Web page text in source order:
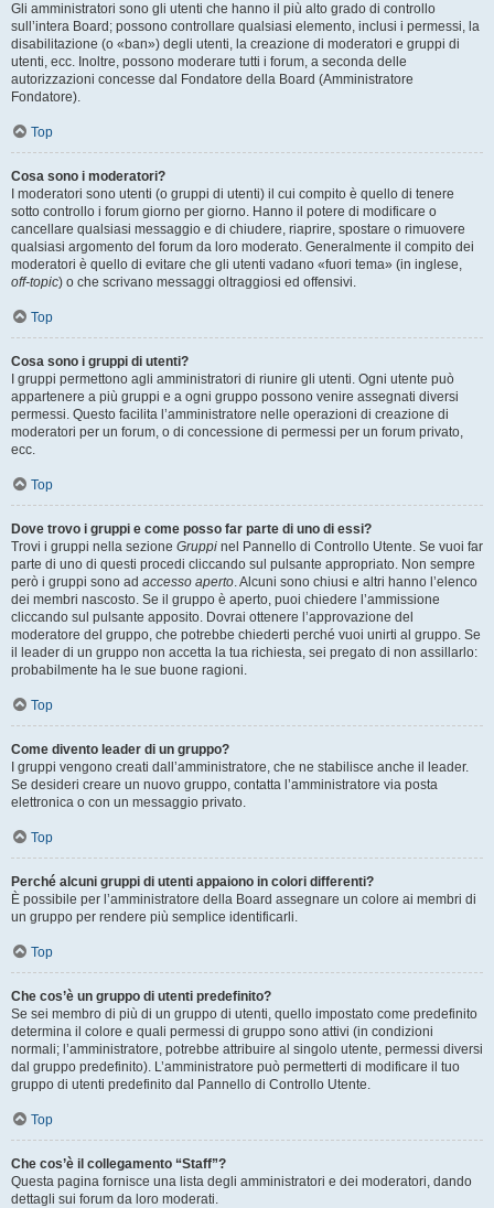
Gli amministratori sono gli utenti che hanno il più alto grado di controllo
sull’intera Board; possono controllare qualsiasi elemento, inclusi i permessi, la
disabilitazione (o «ban») degli utenti, la creazione di moderatori e gruppi di
utenti, ecc. Inoltre, possono moderare tutti i forum, a seconda delle
autorizzazioni concesse dal Fondatore della Board (Amministratore
Fondatore).
Top
Cosa sono i moderatori?
I moderatori sono utenti (o gruppi di utenti) il cui compito è quello di tenere
sotto controllo i forum giorno per giorno. Hanno il potere di modificare o
cancellare qualsiasi messaggio e di chiudere, riaprire, spostare o rimuovere
qualsiasi argomento del forum da loro moderato. Generalmente il compito dei
moderatori è quello di evitare che gli utenti vadano «fuori tema» (in inglese,
off-topic) o che scrivano messaggi oltraggiosi ed offensivi.
Top
Cosa sono i gruppi di utenti?
I gruppi permettono agli amministratori di riunire gli utenti. Ogni utente può
appartenere a più gruppi e a ogni gruppo possono venire assegnati diversi
permessi. Questo facilita l’amministratore nelle operazioni di creazione di
moderatori per un forum, o di concessione di permessi per un forum privato,
ecc.
Top
Dove trovo i gruppi e come posso far parte di uno di essi?
Trovi i gruppi nella sezione Gruppi nel Pannello di Controllo Utente. Se vuoi far
parte di uno di questi procedi cliccando sul pulsante appropriato. Non sempre
però i gruppi sono ad accesso aperto. Alcuni sono chiusi e altri hanno l’elenco
dei membri nascosto. Se il gruppo è aperto, puoi chiedere l’ammissione
cliccando sul pulsante apposito. Dovrai ottenere l’approvazione del
moderatore del gruppo, che potrebbe chiederti perché vuoi unirti al gruppo. Se
il leader di un gruppo non accetta la tua richiesta, sei pregato di non assillarlo:
probabilmente ha le sue buone ragioni.
Top
Come divento leader di un gruppo?
I gruppi vengono creati dall’amministratore, che ne stabilisce anche il leader.
Se desideri creare un nuovo gruppo, contatta l’amministratore via posta
elettronica o con un messaggio privato.
Top
Perché alcuni gruppi di utenti appaiono in colori differenti?
È possibile per l’amministratore della Board assegnare un colore ai membri di
un gruppo per rendere più semplice identificarli.
Top
Che cos’è un gruppo di utenti predefinito?
Se sei membro di più di un gruppo di utenti, quello impostato come predefinito
determina il colore e quali permessi di gruppo sono attivi (in condizioni
normali; l’amministratore, potrebbe attribuire al singolo utente, permessi diversi
dal gruppo predefinito). L’amministratore può permetterti di modificare il tuo
gruppo di utenti predefinito dal Pannello di Controllo Utente.
Top
Che cos’è il collegamento “Staff”?
Questa pagina fornisce una lista degli amministratori e dei moderatori, dando
dettagli sui forum da loro moderati.